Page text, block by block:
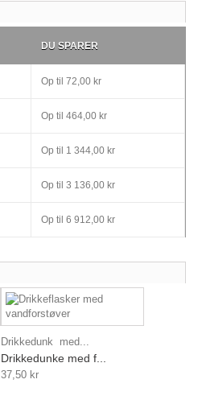
DU SPARER
Op til 72,00 kr
Op til 464,00 kr
Op til 1 344,00 kr
Op til 3 136,00 kr
Op til 6 912,00 kr
Drikkedunk med...
Drikkedunke med f...
37,50 kr